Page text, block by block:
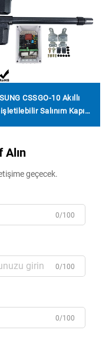
CSSGO-10 Akıllı
Salınım Kapısı
Alın
geçecek.
0/100
0/100
0/100